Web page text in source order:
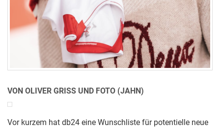
VON OLIVER GRISS UND FOTO (JAHN)
Vor kurzem hat db24 eine Wunschliste für potentielle neue